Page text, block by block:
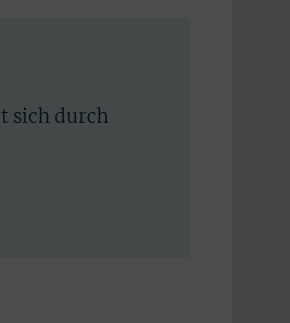
sich durch